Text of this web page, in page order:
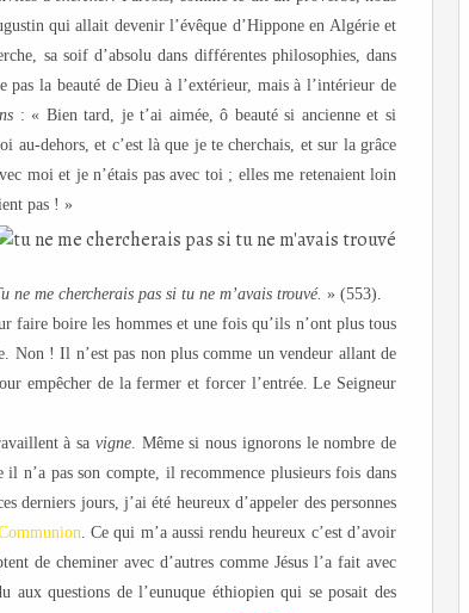
qui allait devenir l’évêque d’Hippone en Algérie et
sa soif d’absolu dans différentes philosophies, dans
la beauté de Dieu à l’extérieur, mais à l’intérieur de
: « Bien tard, je t’ai aimée, ô beauté si ancienne et si
dehors, et c’est là que je te cherchais, et sur la grâce
moi et je n’étais pas avec toi ; elles me retenaient loin
pas ! »
ne me chercherais pas si tu ne m’avais trouvé. » (553).
faire boire les hommes et une fois qu’ils n’ont plus tous
Non ! Il n’est pas non plus comme un vendeur allant de
empêcher de la fermer et forcer l’entrée. Le Seigneur
à sa vigne. Même si nous ignorons le nombre de
n’a pas son compte, il recommence plusieurs fois dans
derniers jours, j’ai été heureux d’appeler des personnes
. Ce qui m’a aussi rendu heureux c’est d’avoir
de cheminer avec d’autres comme Jésus l’a fait avec
aux questions de l’eunuque éthiopien qui se posait des